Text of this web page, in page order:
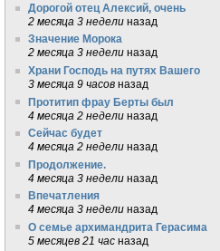
Дорогой отец Алексий, очень
2 месяца 3 недели назад
Значение Морока
2 месяца 3 недели назад
Храни Господь на путях Вашего
3 месяца 9 часов назад
Протитип фрау Берты был
4 месяца 2 недели назад
Сейчас будет
4 месяца 2 недели назад
Продолжение.
4 месяца 3 недели назад
Впечатления
4 месяца 3 недели назад
О семье архимандрита Герасима
5 месяцев 21 час назад